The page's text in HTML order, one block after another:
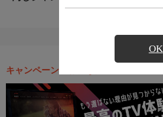
OK
キャンペーン・お得な情報